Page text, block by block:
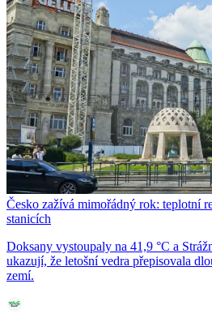
Česko zažívá mimořádný rok: teplotní
stanicích
Doksany vystoupaly na 41,9 °C a
ukazují, že letošní vedra přepisovala
zemí.